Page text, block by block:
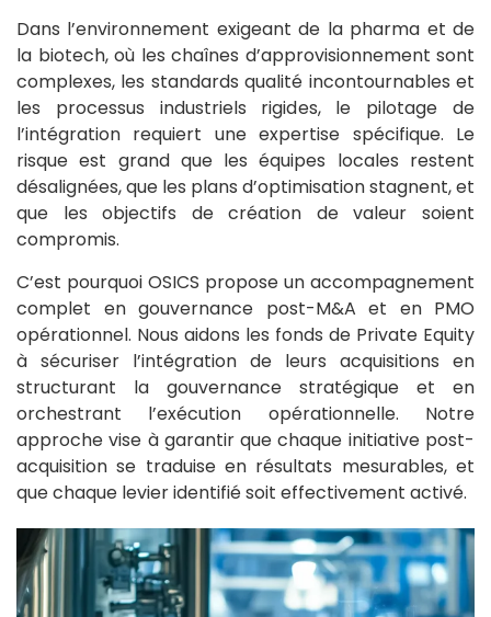
Dans l’environnement exigeant de la pharma et de
la biotech, où les chaînes d’approvisionnement sont
complexes, les standards qualité incontournables et
les processus industriels rigides, le pilotage de
l’intégration requiert une expertise spécifique. Le
risque est grand que les équipes locales restent
désalignées, que les plans d’optimisation stagnent, et
que les objectifs de création de valeur soient
compromis.
C’est pourquoi OSICS propose un accompagnement
complet en gouvernance post-M&A et en PMO
opérationnel. Nous aidons les fonds de Private Equity
à sécuriser l’intégration de leurs acquisitions en
structurant la gouvernance stratégique et en
orchestrant l’exécution opérationnelle. Notre
approche vise à garantir que chaque initiative post-
acquisition se traduise en résultats mesurables, et
que chaque levier identifié soit effectivement activé.